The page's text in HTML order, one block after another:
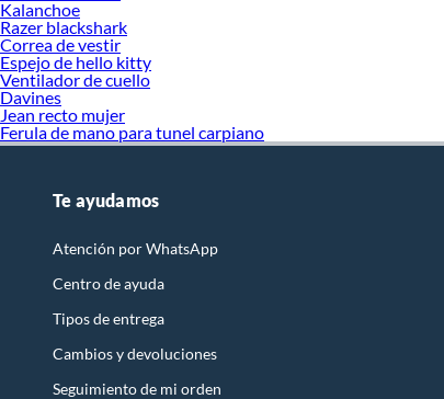
Kalanchoe
Razer blackshark
Correa de vestir
Espejo de hello kitty
Ventilador de cuello
Davines
Jean recto mujer
Ferula de mano para tunel carpiano
Te ayudamos
Atención por WhatsApp
Centro de ayuda
Tipos de entrega
Cambios y devoluciones
Seguimiento de mi orden